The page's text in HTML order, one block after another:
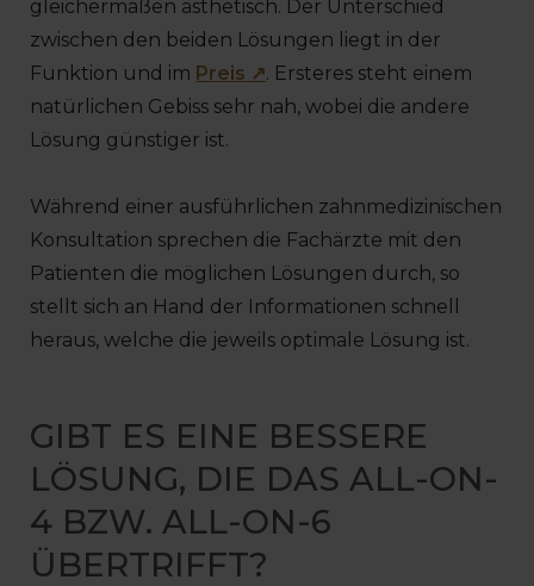
gleichermaßen ästhetisch. Der Unterschied
zwischen den beiden Lösungen liegt in der
Funktion und im Preis ↗. Ersteres steht einem
natürlichen Gebiss sehr nah, wobei die andere
Lösung günstiger ist.
Während einer ausführlichen zahnmedizinischen
Konsultation sprechen die Fachärzte mit den
Patienten die möglichen Lösungen durch, so
stellt sich an Hand der Informationen schnell
heraus, welche die jeweils optimale Lösung ist.
GIBT ES EINE BESSERE
LÖSUNG, DIE DAS ALL-ON-
4 BZW. ALL-ON-6
ÜBERTRIFFT?